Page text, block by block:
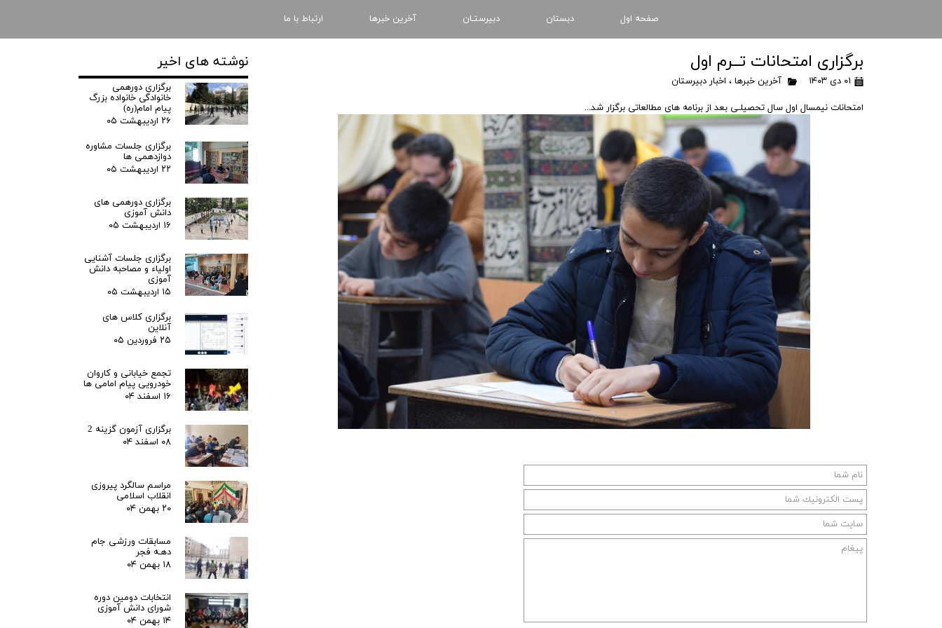
صفحه اول دبستان دبیرستـان آخرین خبرها ارتباط با ما
برگزاری امتحانات تــرم اول
۰۱ دی ۱۴۰۳ آخرین خبرها ، اخبار دبیرستان
امتحانات نیمسال اول سال تحصیلـی بعد از برنامه های مطالعاتی برگزار شد...
نوشته های اخیر
برگزاری دورهمی
خانوادگی خانواده بزرگ
پیام امام(ره)
۲۶ اردیبهشت ۰۵
برگزاری جلسات مشاوره
دوازدهمی ها
۲۲ اردیبهشت ۰۵
برگزاری دورهمی های
دانش آموزی
۱۶ اردیبهشت ۰۵
برگزاری جلسات آشنایی
اولیاء و مصاحبه دانش
آموزی
۱۵ اردیبهشت ۰۵
برگزاری کلاس های
آنلاین
۲۵ فروردین ۰۵
تجمع خیابانی و کاروان
خودرویی پیام امامی ها
۱۶ اسفند ۰۴
برگزاری آزمون گزینه 2
۰۸ اسفند ۰۴
مراسم سالگرد پیروزی
انقلاب اسلامی
۲۰ بهمن ۰۴
مسابقات ورزشی جام
دهـه فجر
۱۸ بهمن ۰۴
انتخابات دومین دوره
شورای دانش آموزی
۱۴ بهمن ۰۴